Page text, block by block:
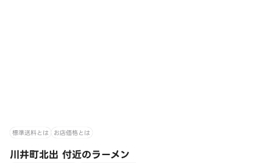
標準送料とは お店価格とは
川井町北出 付近のラーメン